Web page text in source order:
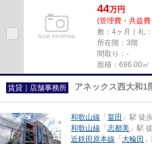
44万円
(管理費・共益費
敷：4ヶ月｜礼
所在階：3階
間取り：-
面積：696.00㎡
賃貸｜店舗事務所 アネックス西大和1
和歌山線 「 畠田 」駅 徒
和歌山線 「 志都美 」駅
近鉄田原本線 「 大輪田